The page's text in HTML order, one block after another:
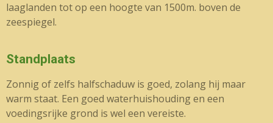
laaglanden tot op een hoogte van 1500m. boven de
zeespiegel.
Standplaats
Zonnig of zelfs halfschaduw is goed, zolang hij maar
warm staat. Een goed waterhuishouding en een
voedingsrijke grond is wel een vereiste.